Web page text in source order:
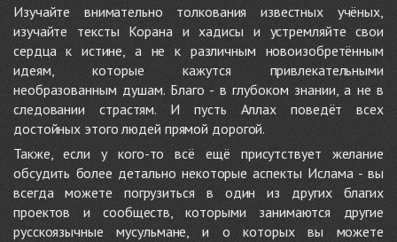
Изучайте внимательно толкования известных учёных,
изучайте тексты Корана и хадисы и устремляйте свои
сердца к истине, а не к различным новоизобретённым
идеям, которые кажутся привлекательными
необразованным душам. Благо - в глубоком знании, а не в
следовании страстям. И пусть Аллах поведёт всех
достойных этого людей прямой дорогой.
Также, если у кого-то всё ещё присутствует желание
обсудить более детально некоторые аспекты Ислама - вы
всегда можете погрузиться в один из других благих
проектов и сообществ, которыми занимаются другие
русскоязычные мусульмане, и о которых вы можете